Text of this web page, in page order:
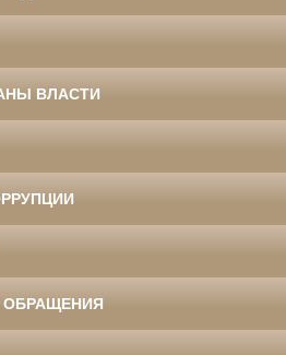
ВЛАСТИ
ОБРАЩЕНИЯ